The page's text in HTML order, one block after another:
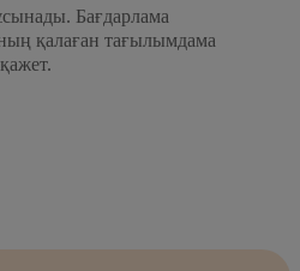
Бағдарлама
қалаған тағылымдама